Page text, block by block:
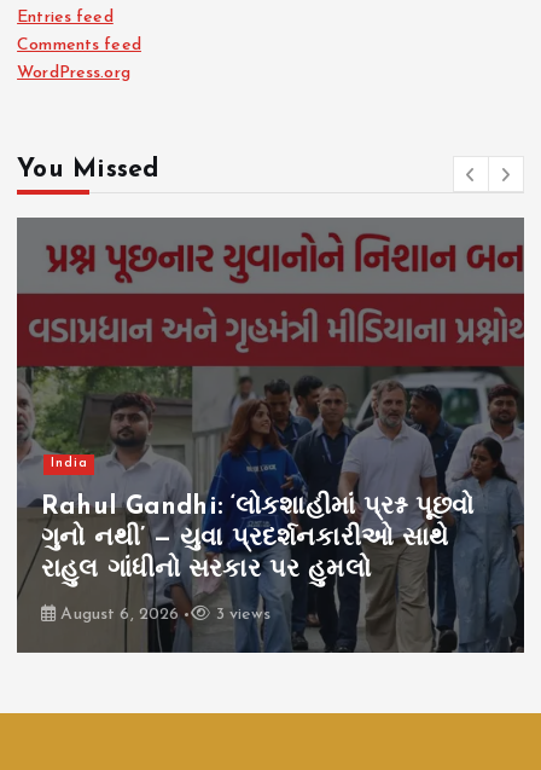
Entries feed
Comments feed
WordPress.org
You Missed
India
Rahul Gandhi: ‘લોકશાહીમાં પ્રશ્ન પૂછવો
ગુનો નથી’ — યુવા પ્રદર્શનકારીઓ સાથે
રાહુલ ગાંધીનો સરકાર પર હુમલો
August 6, 2026 3 views